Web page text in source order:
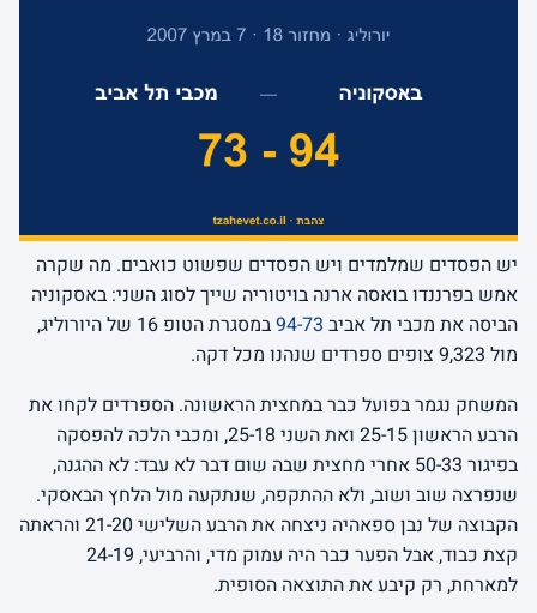
יש הפסדים שמלמדים ויש הפסדים שפשוט כואבים. מה שקרה
אמש בפרננדו בואסה ארנה בויטוריה שייך לסוג השני: באסקוניה
הביסה את מכבי תל אביב 94-73
במסגרת הטופ 16 של היורוליג,
מול 9,323 צופים ספרדים שנהנו מכל דקה.
המשחק נגמר בפועל כבר במחצית הראשונה. הספרדים לקחו את
הרבע הראשון 25-15 ואת השני 25-18, ומכבי הלכה להפסקה
בפיגור 50-33 אחרי מחצית שבה שום דבר לא עבד: לא ההגנה,
שנפרצה שוב ושוב, ולא ההתקפה, שנתקעה מול הלחץ הבאסקי.
הקבוצה של נבן ספאהיה ניצחה את הרבע השלישי 21-20 והראתה
קצת כבוד, אבל הפער כבר היה עמוק מדי, והרביעי, 24-19
למארחת, רק קיבע את התוצאה הסופית.